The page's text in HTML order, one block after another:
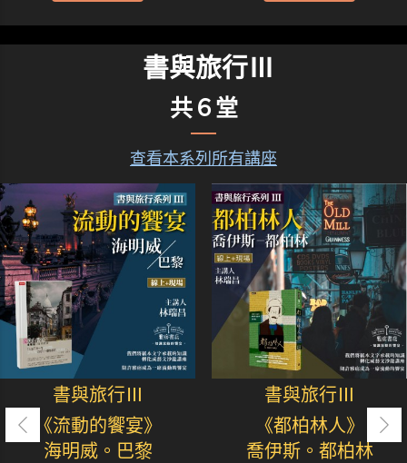
書與旅行Ⅲ
共６堂
查看本系列所有講座
書與旅行Ⅲ
《流動的饗宴》
海明威。巴黎
書與旅行Ⅲ
《都柏林人》
喬伊斯。都柏林